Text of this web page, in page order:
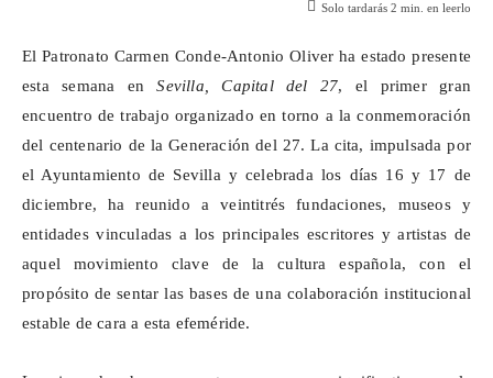
Solo tardarás 2 min. en leerlo
El Patronato Carmen Conde-Antonio Oliver ha estado presente
esta semana enSevilla, Capital del 27, el primer gran
encuentro de trabajo organizado en torno a la conmemoración
del centenario de la Generación del 27. La cita, impulsada por
el Ayuntamiento de Sevilla y celebrada los días 16 y 17 de
diciembre, ha reunido a veintitrés fundaciones, museos y
entidades vinculadas a los principales escritores y artistas de
aquel movimiento clave de la cultura española, con el
propósito de sentar las bases de una colaboración institucional
estable de cara a esta efeméride.